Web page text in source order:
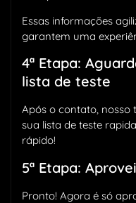
Essas informações
garantem uma
4ª Etapa:
lista de teste
Após o contato, nosso
sua lista de teste
rápido!
5ª Etapa:
Pronto! Agora é só